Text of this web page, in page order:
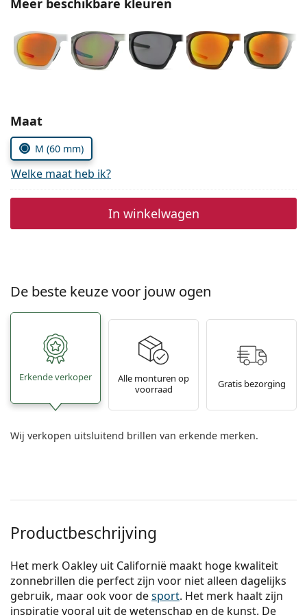
Persol
Prada
Alle merken
Kies parameters:
Maat
M (60 mm)
Welke maat heb ik?
In winkelwagen
De beste keuze voor jouw ogen
Erkende verkoper
Alle monturen op
voorraad
Gratis bezorging
Wij verkopen uitsluitend brillen van erkende merken.
Productbeschrijving
Het merk Oakley uit Californië maakt hoge kwaliteit
zonnebrillen die perfect zijn voor niet alleen dagelijks
gebruik, maar ook voor desport. Het merk haalt zijn
inspiratie vooral uit de wetenschap en de kunst. De